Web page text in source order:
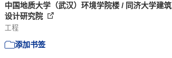
中国地质大学（武汉）环境学院楼 / 同济大学建筑
设计研究院
工程
添加书签